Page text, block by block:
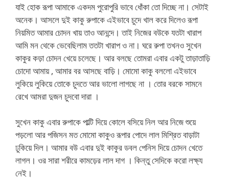
যাই হোক রূপা আমাকে একদম পুরোপুরি ভাবে ধোঁকা তো দিচ্ছে না। সেটাই
অনেক। আসলে দুই কাকু রুপাকে এইভাবে চুদে খাল করে দিলেও রূপা
নিয়মিত আমার চোদন খায় তাও আনন্দে। তাই নিজের বউকে যতটা খারাপ
আমি মন থেকে ভেবেছিলাম ততটা খারাপ ও না। ঘরে রুপা তখনও সুখেন
কাকুর কড়া চোদন খেয়ে চলেছে। আর বলছে তোমরা এবার একটু তাড়াতাড়ি
চোদো আমায় , আমার বর আসছে বাড়ি। মোমো কাকু বললো এইভাবে
লুকিয়ে লুকিয়ে তোকে চুদতে আর ভালো লাগছে না । তোর বরকে সামনে
রেখে আমরা দুজন চুদবো দারা ।
সুখেন কাকু এবার রুপাকে পাল্টি দিয়ে কোলে বসিয়ে নিল আর নিজে শুয়ে
পড়লো আর পজিসন মত মোমো কাকুও রূপার পোদে লাল মিশ্রিত বাড়াটা
ঢুকিয়ে দিল। আমার বউ এবার দুই কাকুর ডবল পেনিস দিয়ে চোদন খেতে
লাগল। ওর সারা শরীরে কামড়ের লাল দাগ । কিন্তু সেদিকে করো লক্ষ্য
নেই।